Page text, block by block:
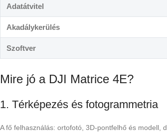
Adatátvitel
Akadálykerülés
Szoftver
Mire jó a DJI Matrice 4E?
1. Térképezés és fotogrammetria
A fő felhasználás: ortofotó, 3D-pontfelhő és modell,